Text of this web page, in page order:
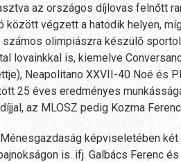
az országos díjlovas felnőtt
között végzett a hatodik helyen,
olimpiászra készülő
lovainkkal is, kiemelve
Neapolitano XXVII-40 Noé és
25 éves eredményes
az MLOSZ pedig Kozma
képviseletében
is. ifj. Galbács Ferenc